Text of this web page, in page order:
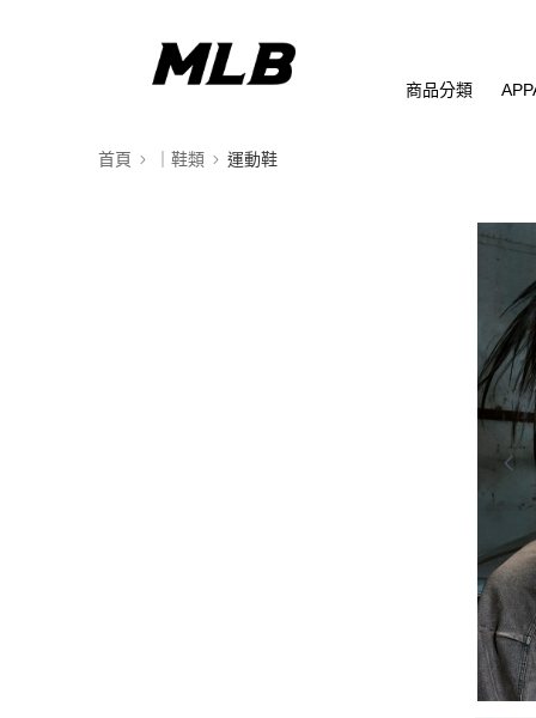
商品分類
首頁 ｜鞋類 運動鞋